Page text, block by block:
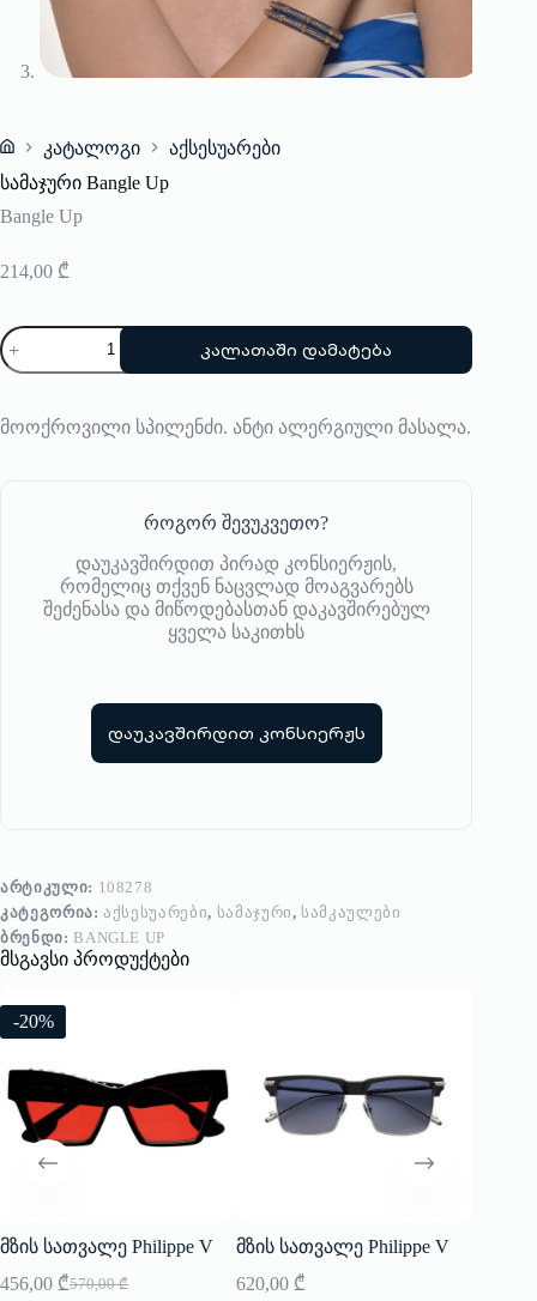
Home
კატალოგი
აქსესუარები
სამაჯური Bangle Up
Bangle Up
214,00 ₾
რაოდენობა:
სამაჯური
Bangle
კალათაში დამატება
მოოქროვილი სპილენძი. ანტი ალერგიული მასალა.
როგორ შევუკვეთო?
დაუკავშირდით პირად კონსიერჟის,
რომელიც თქვენ ნაცვლად მოაგვარებს
შეძენასა და მიწოდებასთან დაკავშირებულ
ყველა საკითხს
დაუკავშირდით კონსიერჟს
ᲐᲠᲢᲘᲙᲣᲚᲘ: 108278
ᲙᲐᲢᲔᲒᲝᲠᲘᲐ:ᲐᲥᲡᲔᲡᲣᲐᲠᲔᲑᲘ, ᲡᲐᲛᲐᲯᲣᲠᲘ, ᲡᲐᲛᲙᲐᲣᲚᲔᲑᲘ
ᲑᲠᲔᲜᲓᲘ: BANGLE UP
მსგავსი პროდუქტები
-20%
მზის სათვალე Philippe V
570,00₾
Original
456,00 ₾Current
მზის სათვალე Philippe V
620,00₾